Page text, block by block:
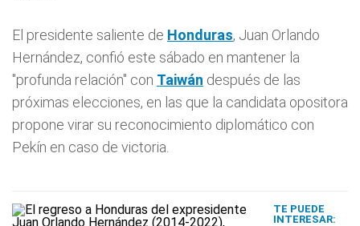
El presidente saliente de Honduras, Juan Orlando
Hernández, confió este sábado en mantener la
"profunda relación" con Taiwán después de las
próximas elecciones, en las que la candidata opositora
propone virar su reconocimiento diplomático con
Pekín en caso de victoria.
TE PUEDE
INTERESAR: